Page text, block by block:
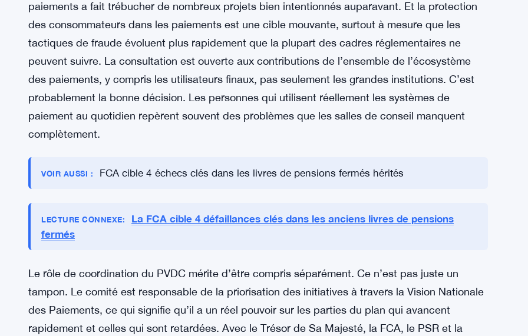
Premièrement, les modèles commerciaux — comment la nouvelle infrastructure est financée,
gouvernée et maintenue au fil du temps sans devenir ni un monopole ni un désordre fragmenté.
Deuxièmement, la protection des consommateurs — spécifiquement comment le système se
protège contre la criminalité financière sans créer tellement de frictions que les gens cessent
simplement de l’utiliser.
Les deux questions sont réellement difficiles. La durabilité commerciale de l’infrastructure des
paiements a fait trébucher de nombreux projets bien intentionnés auparavant. Et la protection
tactiques de fraude évoluent plus rapidement que la plupart des cadres réglementaires ne
peuvent suivre. La consultation est ouverte aux contributions de l’ensemble de l’écosystème
des paiements, y compris les utilisateurs finaux, pas seulement les grandes institutions. C’est
probablement la bonne décision. Les personnes qui utilisent réellement les systèmes de
paiement au quotidien repèrent souvent des problèmes que les salles de conseil manquent
VOIR AUSSI : FCA cible 4 échecs clés dans les livres de pensions fermés hérités